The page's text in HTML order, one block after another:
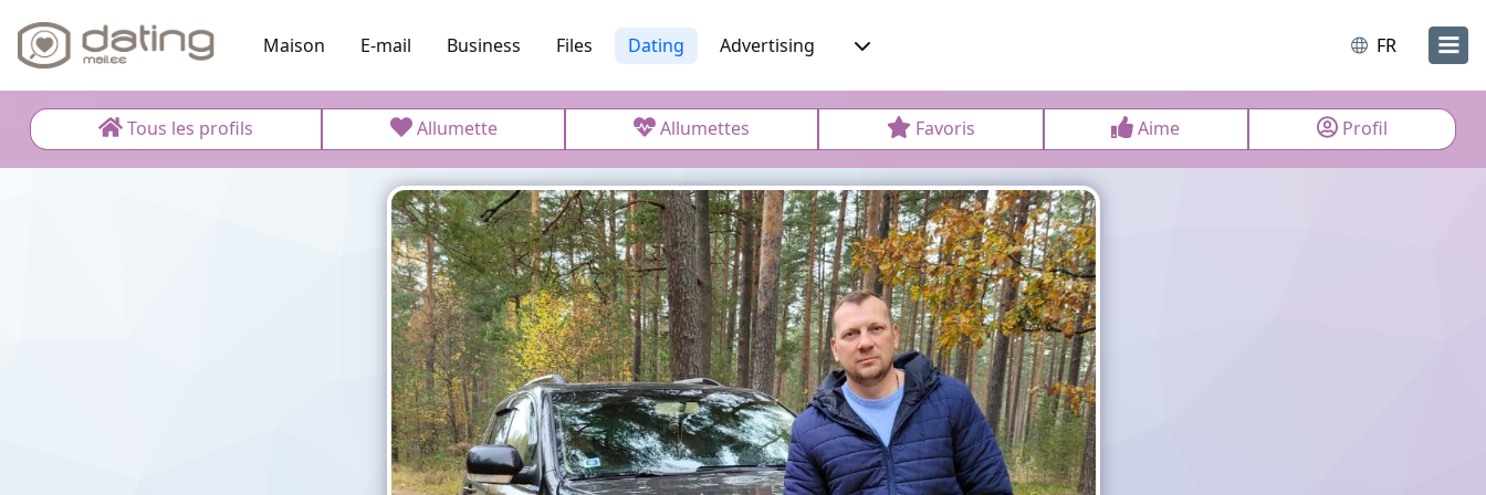
Maison E-mail Business Files Dating Advertising FR
Tous les profils Allumette Allumettes Favoris Aime Profil